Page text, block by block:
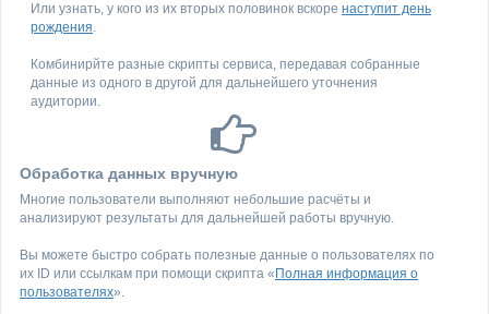
Или узнать, у кого из их вторых половинок вскоре наступит день
рождения.
Комбинирйте разные скрипты сервиса, передавая собранные
данные из одного в другой для дальнейшего уточнения
аудитории.
Обработка данных вручную
Многие пользователи выполняют небольшие расчёты и
анализируют результаты для дальнейшей работы вручную.
Вы можете быстро собрать полезные данные о пользователях по
их ID или ссылкам при помощи скрипта « Полная информация о
пользователях».